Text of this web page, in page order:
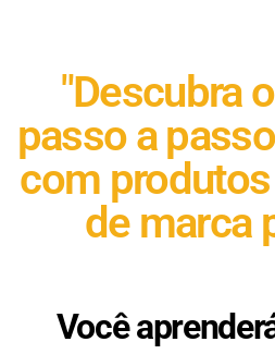
"Descubra
passo a
com
de marca
Você